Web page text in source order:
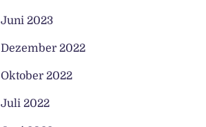
Juni 2023
Dezember 2022
Oktober 2022
Juli 2022